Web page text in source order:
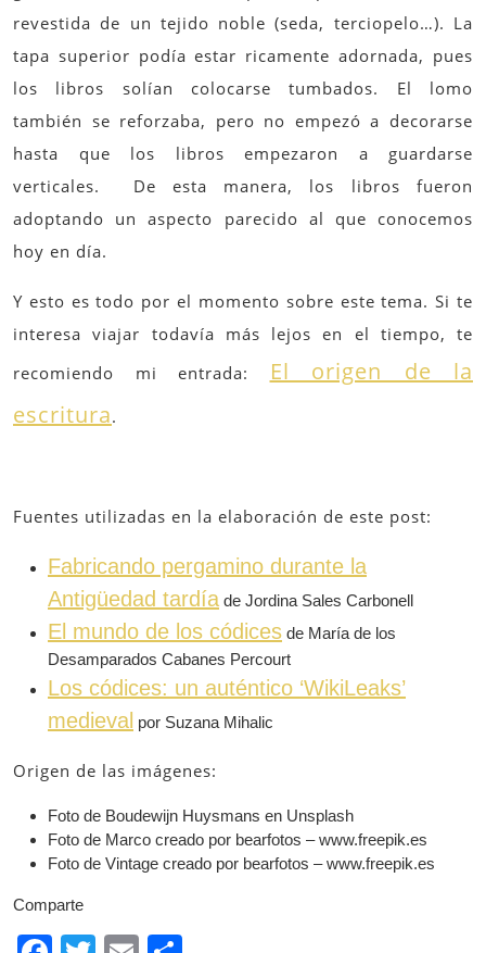
revestida de un tejido noble (seda, terciopelo…). La
tapa superior podía estar ricamente adornada, pues
los libros solían colocarse tumbados. El lomo
también se reforzaba, pero no empezó a decorarse
hasta que los libros empezaron a guardarse
verticales. De esta manera, los libros fueron
adoptando un aspecto parecido al que conocemos
hoy en día.
Y esto es todo por el momento sobre este tema. Si te
interesa viajar todavía más lejos en el tiempo, te
recomiendo mi entrada:
El origen de la
escritura.
Fuentes utilizadas en la elaboración de este post:
Fabricando pergamino durante la
Antigüedad tardía de Jordina Sales Carbonell
El mundo de los códices de María de los
Desamparados Cabanes Percourt
Los códices: un auténtico ‘WikiLeaks’
medieval por Suzana Mihalic
Origen de las imágenes:
Foto de Boudewijn Huysmans en Unsplash
Foto de Marco creado por bearfotos – www.freepik.es
Foto de Vintage creado por bearfotos – www.freepik.es
Comparte